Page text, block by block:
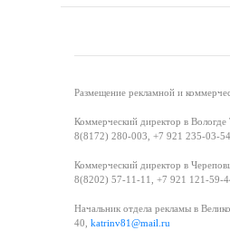
Размещение рекламной и
Коммерческий директор в Вологде
8(8172) 280-003, +7 921 235-03-54,
Коммерческий директор в
8(8202) 57-11-11, +7 921 121-59-
Начальник отдела рекламы в
40, katrinv81@mail.ru